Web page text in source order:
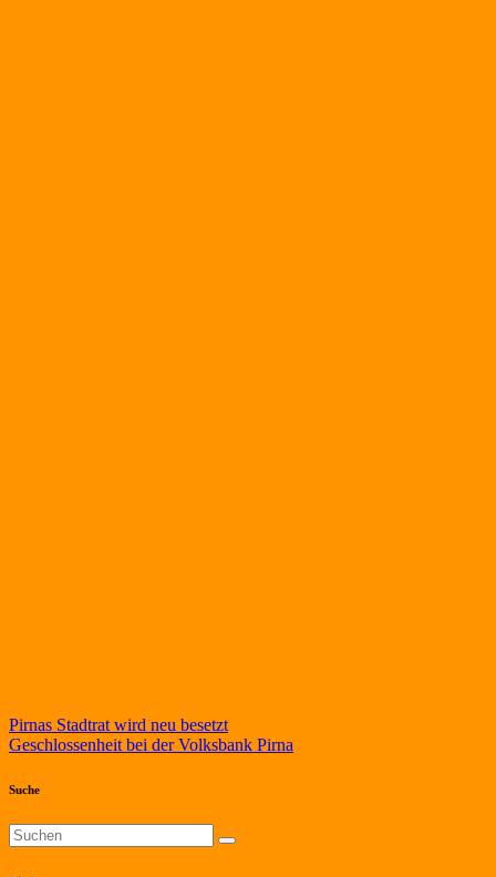
Beitragsnavigation
Pirnas Stadtrat wird neu besetzt
Geschlossenheit bei der Volksbank Pirna
Suche